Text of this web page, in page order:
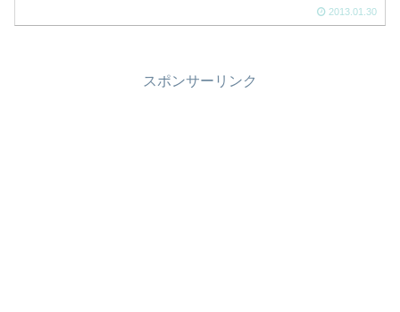
2013.01.30
スポンサーリンク